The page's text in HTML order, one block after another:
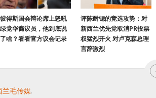
彼得斯国会辩论席上怒吼
绿党华裔议员，他到底说
了啥？看看官方议会记录
评陈耐锶的竞选攻势：对
新西兰优先党取消PR投票
权猛烈开火 对卢克森总理
言辞激烈
兰毛传媒.